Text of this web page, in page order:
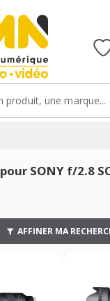
pour SONY f/2.8
AFFINER MA